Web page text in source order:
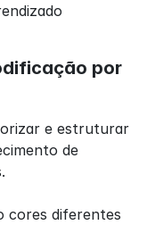
por
e estruturar
de
cores diferentes